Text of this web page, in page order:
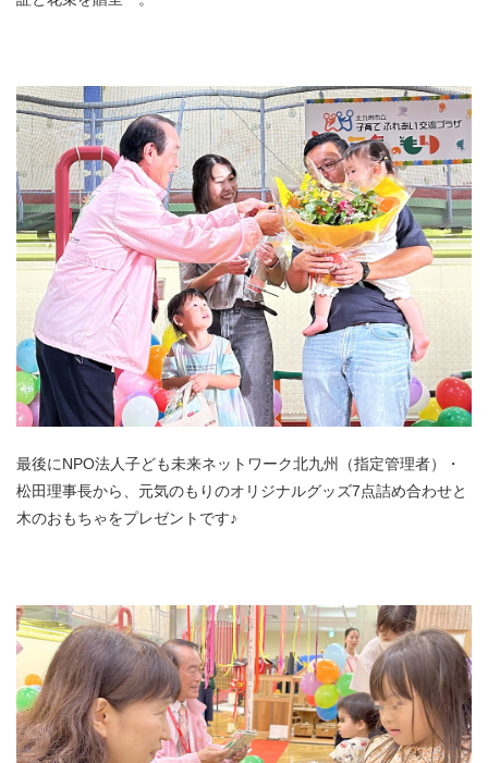
最後にNPO法人子ども未来ネットワーク北九州（指定管理者）・
松田理事長から、元気のもりのオリジナルグッズ7点詰め合わせと
木のおもちゃをプレゼントです♪